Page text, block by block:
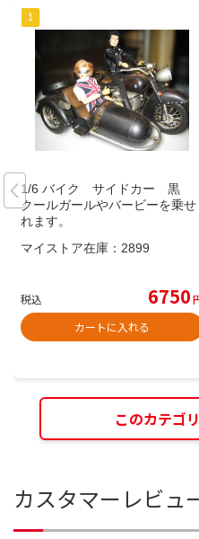
1/6 バイク サイドカー 黒
クールガールやバービーを乗せ
れます。
マイストア在庫： 2899
税込 6750
カートに入れる
このカテゴ
カスタマーレビュ